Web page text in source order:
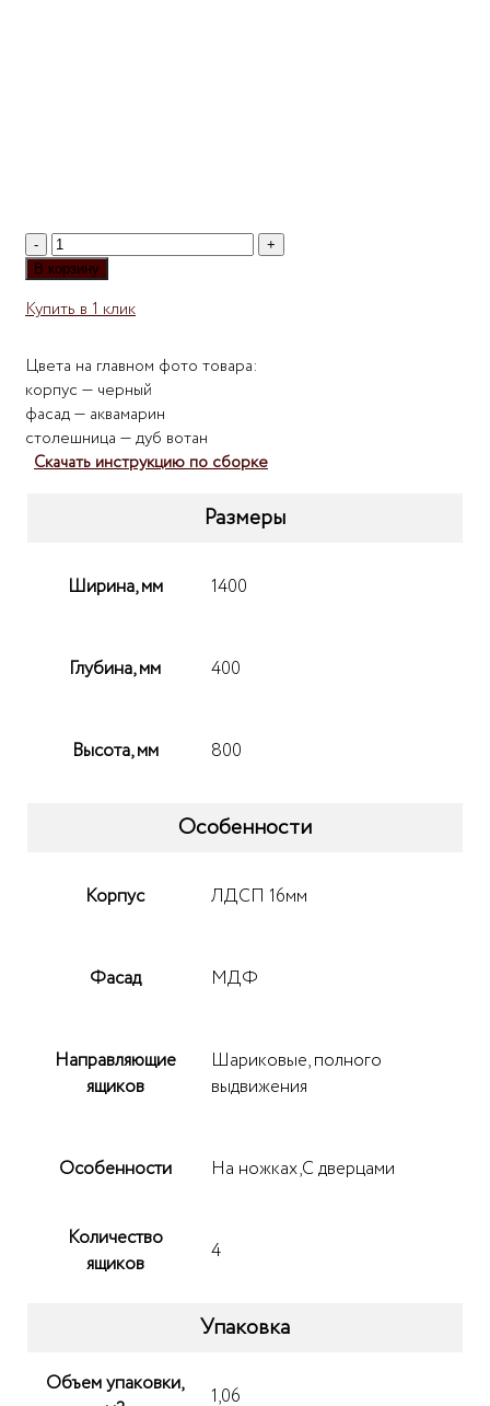
Количество
товара
Сальвадор-17
В корзину
Купить в 1 клик
Цвета на главном фото товара:
корпус — черный
фасад — аквамарин
столешница — дуб вотан
Скачать инструкцию по сборке
Размеры
Ширина, мм 1400
Глубина, мм 400
Высота, мм 800
Особенности
Корпус ЛДСП 16мм
Фасад МДФ
Направляющие
ящиков
Шариковые, полного
выдвижения
Особенности На ножках,С дверцами
Количество
ящиков
4
Упаковка
Объем упаковки,
1,06